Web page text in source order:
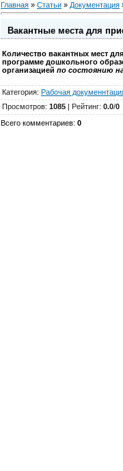
Главная » Статьи » Документация
Вакантные места для
Количество вакантных мест
программе дошкольного
организацией по состоянию
Категория: Рабочая
Просмотров: 1085 | Рейтинг: 0.0/0
Всего комментариев: 0